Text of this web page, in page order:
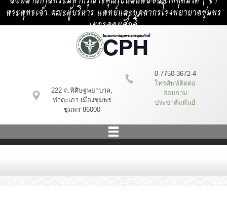
พระพุทธเจ้า คณะผู้บริหาร แพทย์และบุคลากรโรงพยาบาลชุมพร
เขตรอุดมศักดิ์
222 ถ.พิศิษฐพยาบาล,
ท่าตะเภา เมืองชุมพร
ชุมพร 86000
0-7750-3672-4
โทรศัพท์ติดต่อ
สอบถาม
ประชาสัมพันธ์